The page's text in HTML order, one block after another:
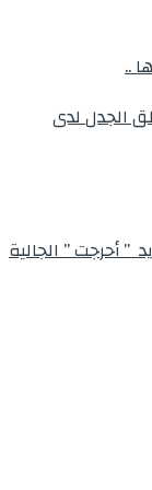
..
الجدل لدى
” أحرجت ” الجالية